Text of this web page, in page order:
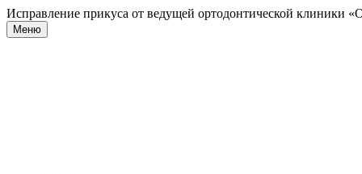
Исправление прикуса от ведущей ортодонтической клиники
Меню